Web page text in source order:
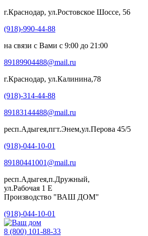
г.Краснодар, ул.Ростовское Шоссе, 56
(918)-990-44-88
на связи с Вами с 9:00 до 21:00
89189904488@mail.ru
г.Краснодар, ул.Калинина,78
(918)-314-44-88
89183144488@mail.ru
респ.Адыгея,пгт.Энем,ул.Перова 45/5
(918)-044-10-01
89180441001@mail.ru
респ.Адыгея,п.Дружный,
ул.Рабочая 1 Е
Производство "ВАШ ДОМ"
(918)-044-10-01
8 (800) 101-88-33